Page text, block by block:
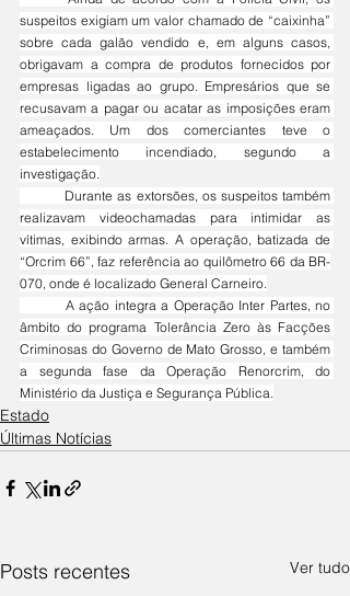
suspeitos exigiam um valor chamado de “caixinha”
sobre cada galão vendido e, em alguns casos,
obrigavam a compra de produtos fornecidos por
empresas ligadas ao grupo. Empresários que se
recusavam a pagar ou acatar as imposições eram
ameaçados. Um dos comerciantes teve o
estabelecimento incendiado, segundo a
investigação.
realizavam videochamadas para intimidar as
vítimas, exibindo armas. A operação, batizada de
“Orcrim 66”, faz referência ao quilômetro 66 da BR-
070, onde é localizado General Carneiro.
âmbito do programa Tolerância Zero às Facções
Criminosas do Governo de Mato Grosso, e também
a segunda fase da Operação Renorcrim, do
Ministério da Justiça e Segurança Pública.
Estado
Últimas Notícias
Posts recentes Ver tudo